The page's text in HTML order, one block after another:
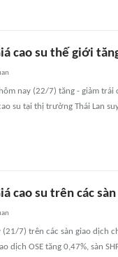
cao su thế giới
nay (22/7) tăng - giảm
su tại thị trường Thái Lan
cao su trên các
(21/7) trên các sàn giao dịch
dịch OSE tăng 0,47%, sàn